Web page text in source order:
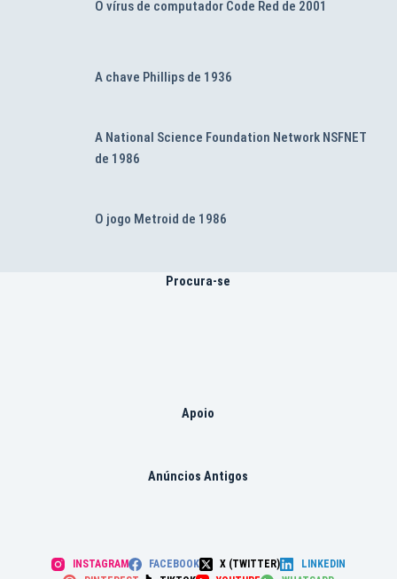
O vírus de computador Code Red de 2001
A chave Phillips de 1936
A National Science Foundation Network NSFNET
de 1986
O jogo Metroid de 1986
Procura-se
Apoio
Anúncios Antigos
INSTAGRAM FACEBOOK X (TWITTER)
LINKEDIN